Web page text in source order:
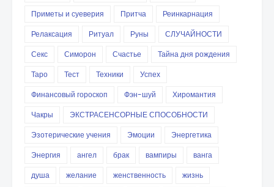
Приметы и суеверия
Притча
Реинкарнация
Релаксация
Ритуал Руны
СЛУЧАЙНОСТИ
Секс
Симорон Счастье
Тайна дня рождения
Таро
Тест Техники
Успех
Финансовый гороскоп
Фэн-шуй
Хиромантия
Чакры
ЭКСТРАСЕНСОРНЫЕ СПОСОБНОСТИ
Эзотерические учения
Эмоции
Энергетика
Энергия
ангел брак вампиры
ванга
душа
желание женственность
жизнь